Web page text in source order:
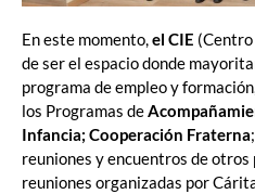
En este momento,el CIE
de ser el espacio donde
programa de empleo y
los Programas de
Infancia; Cooperación Fraterna
reuniones y encuentros de otros
reuniones organizadas por